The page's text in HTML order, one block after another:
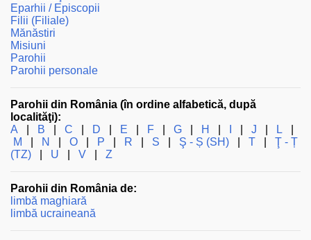
Eparhii / Episcopii
Filii (Filiale)
Mănăstiri
Misiuni
Parohii
Parohii personale
Parohii din România (în ordine alfabetică, după
localităţi):
A
B C D E F G H J L
M
N O P R S Ş - Ș (SH) T
Ţ - Ț
(TZ)
U V Z
Parohii din România de:
limbă maghiară
limbă ucraineană